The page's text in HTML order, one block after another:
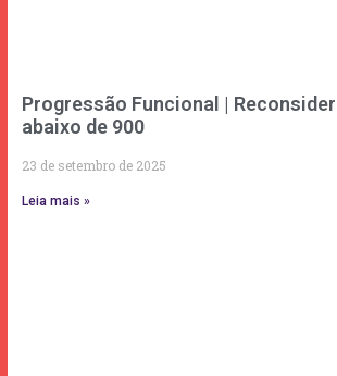
Progressão Funcional |
abaixo de 900
23 de setembro de 2025
Leia mais »